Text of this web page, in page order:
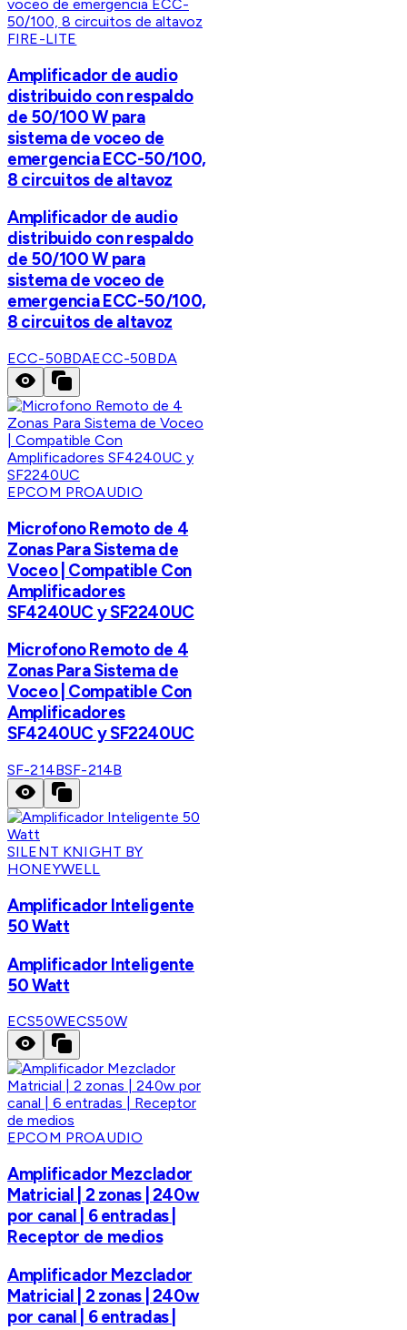
FIRE-LITE
Amplificador de audio
distribuido con respaldo
de 50/100 W para
sistema de voceo de
emergencia ECC-50/100,
8 circuitos de altavoz
Amplificador de audio
distribuido con respaldo
de 50/100 W para
sistema de voceo de
emergencia ECC-50/100,
8 circuitos de altavoz
ECC-50BDAECC-50BDA
EPCOM PROAUDIO
Microfono Remoto de 4
Zonas Para Sistema de
Voceo | Compatible Con
Amplificadores
SF4240UC y SF2240UC
Microfono Remoto de 4
Zonas Para Sistema de
Voceo | Compatible Con
Amplificadores
SF4240UC y SF2240UC
SF-214BSF-214B
SILENT KNIGHT BY
HONEYWELL
Amplificador Inteligente
50 Watt
Amplificador Inteligente
50 Watt
ECS50WECS50W
EPCOM PROAUDIO
Amplificador Mezclador
Matricial | 2 zonas | 240w
por canal | 6 entradas |
Receptor de medios
Amplificador Mezclador
Matricial | 2 zonas | 240w
por canal | 6 entradas |